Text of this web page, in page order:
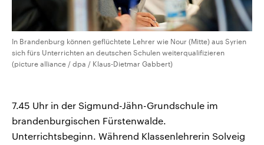
In Brandenburg können geflüchtete Lehrer wie Nour (Mitte) aus Syrien
sich fürs Unterrichten an deutschen Schulen weiterqualifizieren
(picture alliance / dpa / Klaus-Dietmar Gabbert)
7.45 Uhr in der Sigmund-Jähn-Grundschule im
brandenburgischen Fürstenwalde.
Unterrichtsbeginn. Während Klassenlehrerin Solveig